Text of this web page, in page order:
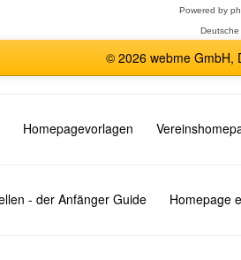
Powered by
© 2026 webme GmbH,
Homepagevorlagen
- der Anfänger Guide Homepage